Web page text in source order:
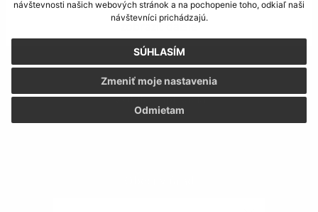
návštevnosti našich webových stránok a na pochopenie toho, odkiaľ naši
návštevníci prichádzajú.
SÚHLASÍM
Odmietam
Zmeniť moje nastavenia
zobraziť ďalšie
Mobilná aplikácia